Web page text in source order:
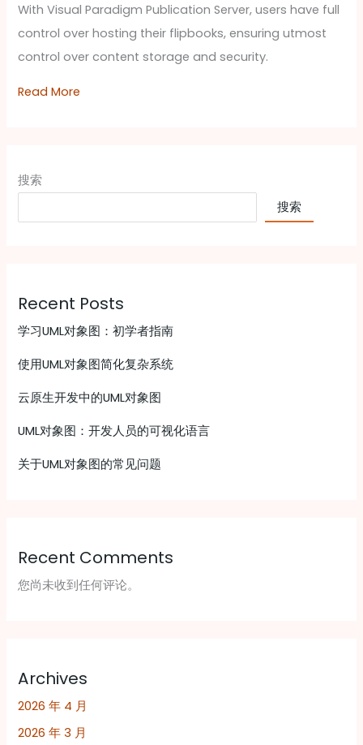
With Visual Paradigm Publication Server, users have full
control over hosting their flipbooks, ensuring utmost
control over content storage and security.
Read More
搜索
搜索
Recent Posts
学习UML对象图：初学者指南
使用UML对象图简化复杂系统
云原生开发中的UML对象图
UML对象图：开发人员的可视化语言
关于UML对象图的常见问题
Recent Comments
您尚未收到任何评论。
Archives
2026 年 4 月
2026 年 3 月